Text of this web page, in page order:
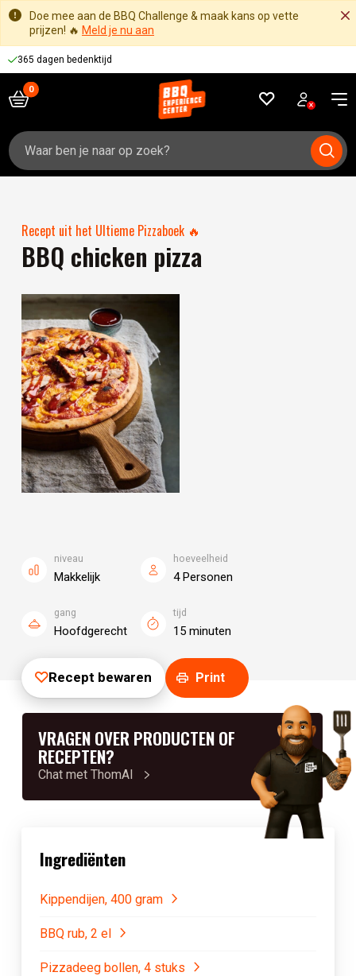
Doe mee aan de BBQ Challenge & maak kans op vette
prijzen! 🔥 Meld je nu aan
365 dagen bedenktijd
Zoeken
naar:
Recept uit het Ultieme Pizzaboek 🔥
BBQ chicken pizza
niveau
Makkelijk
hoeveelheid
4 Personen
gang
Hoofdgerecht
tijd
15 minuten
Recept bewaren Print
VRAGEN OVER PRODUCTEN OF
RECEPTEN?
Chat met ThomAI
Ingrediënten
Kippendijen, 400 gram
BBQ rub, 2 el
Pizzadeeg bollen, 4 stuks